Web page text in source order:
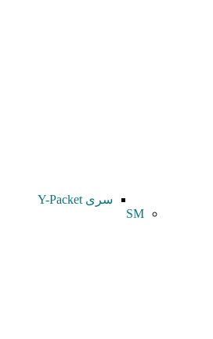
سری Y-Packet
SM